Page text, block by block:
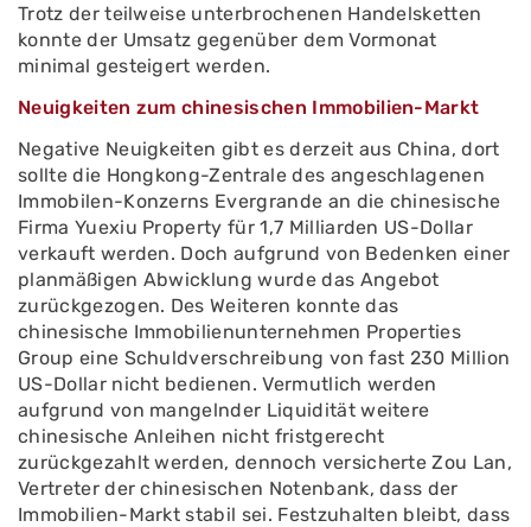
Trotz der teilweise unterbrochenen Handelsketten
konnte der Umsatz gegenüber dem Vormonat
minimal gesteigert werden.
Neuigkeiten zum chinesischen Immobilien-Markt
Negative Neuigkeiten gibt es derzeit aus China, dort
sollte die Hongkong-Zentrale des angeschlagenen
Immobilen-Konzerns Evergrande an die chinesische
Firma Yuexiu Property für 1,7 Milliarden US-Dollar
verkauft werden. Doch aufgrund von Bedenken einer
planmäßigen Abwicklung wurde das Angebot
zurückgezogen. Des Weiteren konnte das
chinesische Immobilienunternehmen Properties
Group eine Schuldverschreibung von fast 230 Million
US-Dollar nicht bedienen. Vermutlich werden
aufgrund von mangelnder Liquidität weitere
chinesische Anleihen nicht fristgerecht
zurückgezahlt werden, dennoch versicherte Zou Lan,
Vertreter der chinesischen Notenbank, dass der
Immobilien-Markt stabil sei. Festzuhalten bleibt, dass